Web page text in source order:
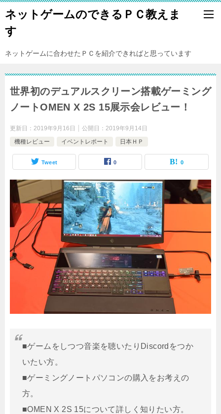
ネットゲームのできるＰＣ教えま
す
ネットゲームに合わせたＰＣを紹介できればと思っています
世界初のデュアルスクリーン搭載ゲーミング
ノートOMEN X 2S 15展示会レビュー！
更新日： 2019年9月16日 公開日： 2019年9月14日
機種レビュー
イベントレポート 日本ＨＰ
Tweet 0 0
■ゲームをしつつ音楽を聴いたりDiscordをつか
いたい方。
■ゲーミングノートパソコンの購入をお考えの
方。
■OMEN X 2S 15について詳しく知りたい方。